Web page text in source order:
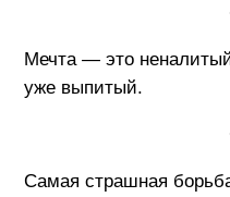
Мечта — это
уже выпитый.
Самая страшная